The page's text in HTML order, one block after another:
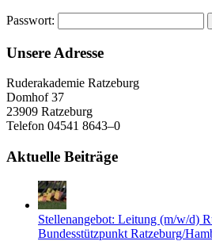
Passwort:
Unsere Adresse
Ruderakademie Ratzeburg
Domhof 37
23909 Ratzeburg
Telefon 04541 8643–0
Aktuelle Beiträge
Stellenangebot: Leitung (m/w/d)
Bundesstützpunkt Ratzeburg/